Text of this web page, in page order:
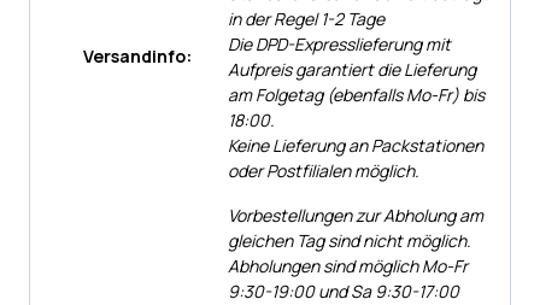
Versandinfo:
in der Regel 1-2 Tage
Die DPD-Expresslieferung mit
Aufpreis garantiert die Lieferung
am Folgetag (ebenfalls Mo-Fr) bis
18:00.
Keine Lieferung an Packstationen
oder Postfilialen möglich.
Vorbestellungen zur Abholung am
gleichen Tag sind nicht möglich.
Abholungen sind möglich Mo-Fr
9:30-19:00 und Sa 9:30-17:00